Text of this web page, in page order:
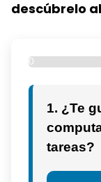
descúbrelo
0
1. ¿Te
tareas?